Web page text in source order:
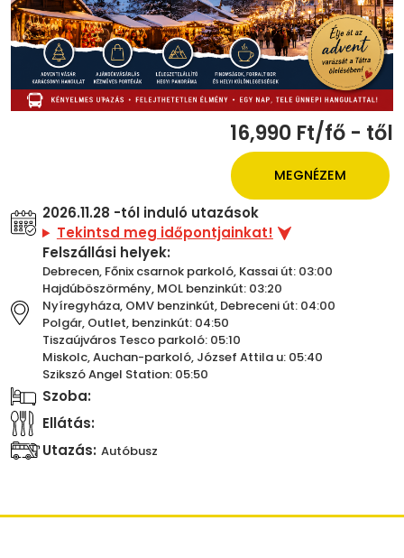
16,990 Ft/fő - től
MEGNÉZEM
2026.11.28 -tól induló utazások
Tekintsd meg időpontjainkat!
Felszállási helyek:
Debrecen, Főnix csarnok parkoló, Kassai út: 03:00
Hajdúböszörmény, MOL benzinkút: 03:20
Nyíregyháza, OMV benzinkút, Debreceni út: 04:00
Polgár, Outlet, benzinkút: 04:50
Tiszaújváros Tesco parkoló: 05:10
Miskolc, Auchan-parkoló, József Attila u: 05:40
Szikszó Angel Station: 05:50
Szoba:
Ellátás:
Utazás: Autóbusz